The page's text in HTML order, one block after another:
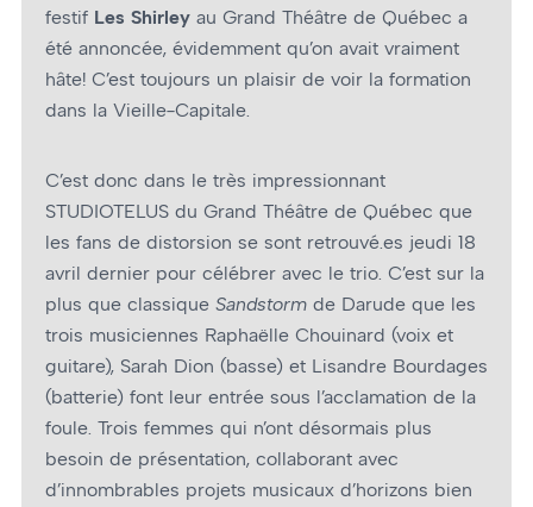
festif Les Shirley au Grand Théâtre de Québec a
été annoncée, évidemment qu’on avait vraiment
hâte! C’est toujours un plaisir de voir la formation
dans la Vieille-Capitale.
C’est donc dans le très impressionnant
STUDIOTELUS du Grand Théâtre de Québec que
les fans de distorsion se sont retrouvé.es jeudi 18
avril dernier pour célébrer avec le trio. C’est sur la
plus que classique Sandstorm de Darude que les
trois musiciennes Raphaëlle Chouinard (voix et
guitare), Sarah Dion (basse) et Lisandre Bourdages
(batterie) font leur entrée sous l’acclamation de la
foule. Trois femmes qui n’ont désormais plus
besoin de présentation, collaborant avec
d’innombrables projets musicaux d’horizons bien